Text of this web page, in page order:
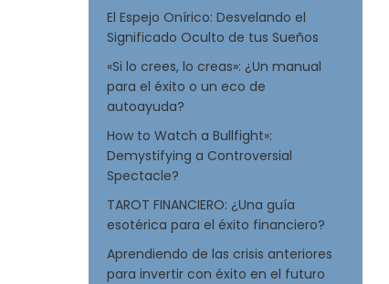
El Espejo Onírico: Desvelando el
Significado Oculto de tus Sueños
«Si lo crees, lo creas»: ¿Un manual
para el éxito o un eco de
autoayuda?
How to Watch a Bullfight»:
Demystifying a Controversial
Spectacle?
TAROT FINANCIERO: ¿Una guía
esotérica para el éxito financiero?
Aprendiendo de las crisis anteriores
para invertir con éxito en el futuro